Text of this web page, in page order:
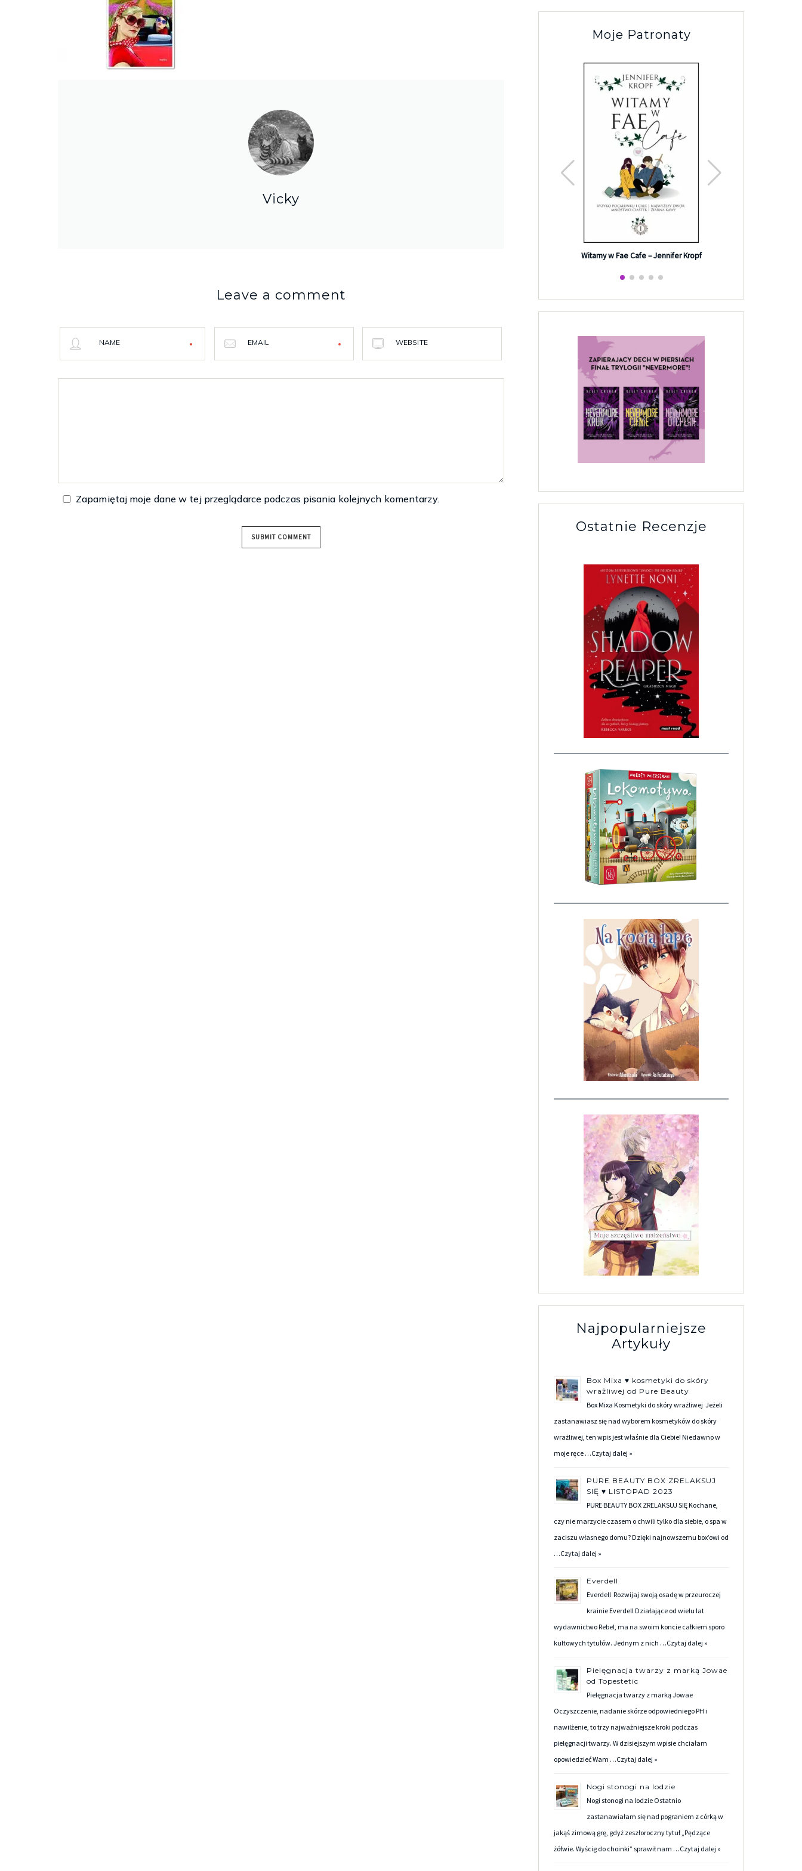
Vicky
Leave a comment
NAME EMAIL WEBSITE
Zapamiętaj moje dane w tej przeglądarce podczas pisania kolejnych komentarzy.
Moje Patronaty
Witamy w Fae Cafe – Jennifer Kropf
Ostatnie Recenzje
Najpopularniejsze
Artykuły
Box Mixa ♥ kosmetyki do skóry
wrażliwej od Pure Beauty
Box Mixa Kosmetyki do skóry wrażliwej Jeżeli
zastanawiasz się nad wyborem kosmetyków do skóry
wrażliwej, ten wpis jest właśnie dla Ciebie! Niedawno w
moje ręce …Czytaj dalej »
PURE BEAUTY BOX ZRELAKSUJ
SIĘ ♥ LISTOPAD 2023
PURE BEAUTY BOX ZRELAKSUJ SIĘ Kochane,
czy nie marzycie czasem o chwili tylko dla siebie, o spa w
zaciszu własnego domu? Dzięki najnowszemu box’owi od
…Czytaj dalej »
Everdell
Everdell Rozwijaj swoją osadę w przeuroczej
krainie Everdell Działające od wielu lat
wydawnictwo Rebel, ma na swoim koncie całkiem sporo
kultowych tytułów. Jednym z nich …Czytaj dalej »
Pielęgnacja twarzy z marką Jowae
od Topestetic
Pielęgnacja twarzy z marką Jowae
Oczyszczenie, nadanie skórze odpowiedniego PH i
nawilżenie, to trzy najważniejsze kroki podczas
pielęgnacji twarzy. W dzisiejszym wpisie chciałam
opowiedzieć Wam …Czytaj dalej »
Nogi stonogi na lodzie
Nogi stonogi na lodzie Ostatnio
zastanawiałam się nad pograniem z córką w
jakąś zimową grę, gdyż zeszłoroczny tytuł „Pędzące
żółwie. Wyścig do choinki” sprawił nam …Czytaj dalej »